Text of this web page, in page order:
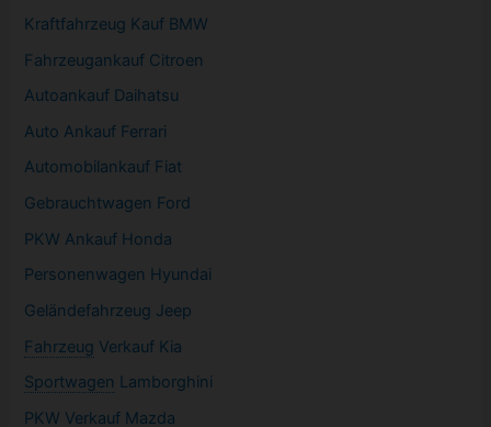
Kraftfahrzeug Kauf BMW
Fahrzeugankauf Citroen
Autoankauf Daihatsu
Auto Ankauf Ferrari
Automobilankauf Fiat
Gebrauchtwagen Ford
PKW Ankauf Honda
Personenwagen Hyundai
Geländefahrzeug Jeep
Fahrzeug Verkauf Kia
Sportwagen Lamborghini
PKW Verkauf Mazda